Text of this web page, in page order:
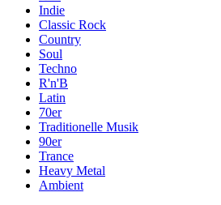
Indie
Classic Rock
Country
Soul
Techno
R'n'B
Latin
70er
Traditionelle Musik
90er
Trance
Heavy Metal
Ambient